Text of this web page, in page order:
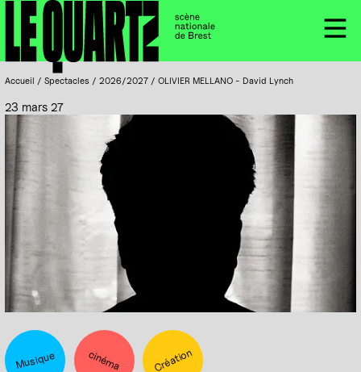
Panneau de gestion des cookies
Accueil
Menu
Accueil / Spectacles / 2026/2027 / OLIVIER MELLANO - David Lynch
23 mars 27
Musique cinéma Création